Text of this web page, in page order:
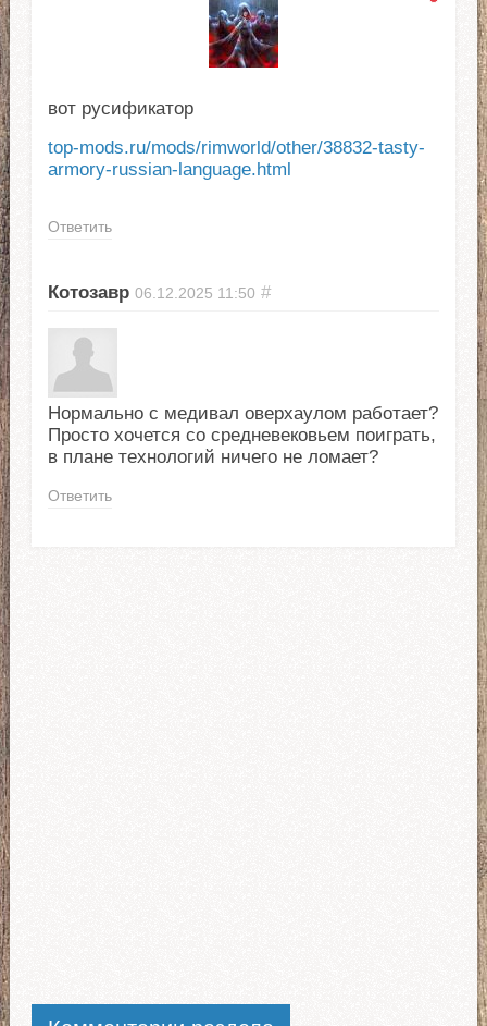
вот русификатор
top-mods.ru/mods/rimworld/other/38832-tasty-
armory-russian-language.html
Ответить
Котозавр 06.12.2025 11:50 #
Нормально с медивал оверхаулом работает?
Просто хочется со средневековьем поиграть,
в плане технологий ничего не ломает?
Ответить